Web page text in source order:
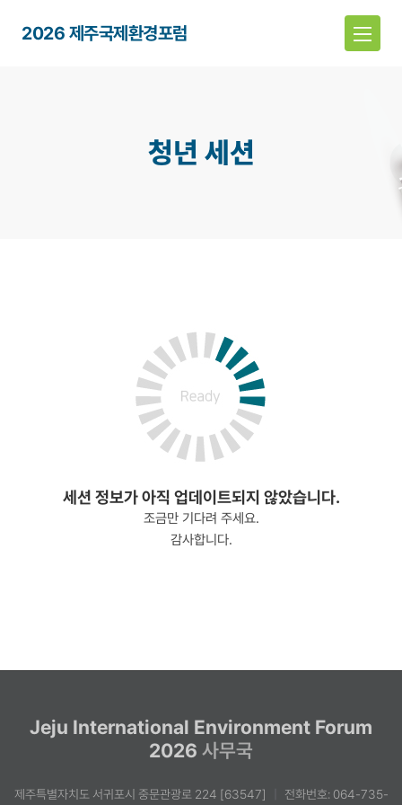
2026 제주국제환경포럼
청년 세션
세션 정보가 아직 업데이트되지 않았습니다.
조금만 기다려 주세요.
감사합니다.
Jeju International Environment Forum
2026 사무국
제주특별자치도 서귀포시 중문관광로 224 [63547] 전화번호: 064-735-